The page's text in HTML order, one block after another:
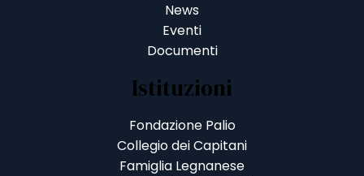
News
Eventi
Documenti
Istituzioni
Fondazione Palio
Collegio dei Capitani
Famiglia Legnanese